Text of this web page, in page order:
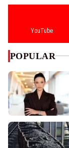
YouTube
POPULAR